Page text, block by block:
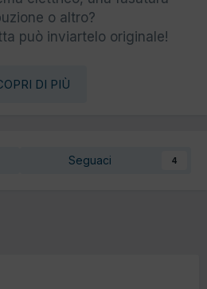
o altro?
può inviartelo originale!
DI PIÙ
Seguaci 4